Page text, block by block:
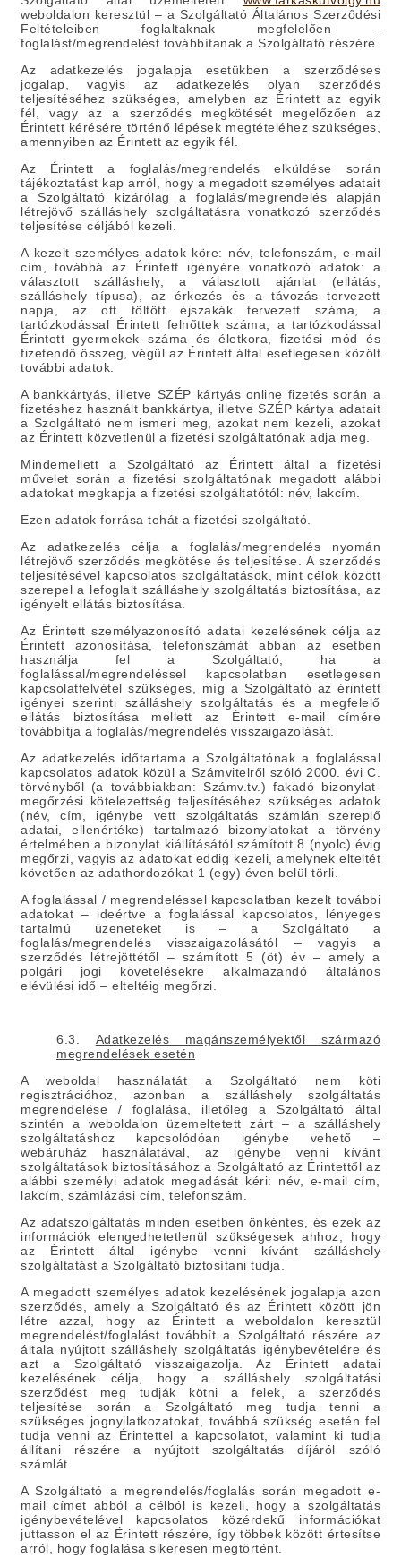
weboldalon keresztül – a Szolgáltató Általános Szerződési
Feltételeiben foglaltaknak megfelelően –
foglalást/megrendelést továbbítanak a Szolgáltató részére.
Az adatkezelés jogalapja esetükben a szerződéses
jogalap, vagyis az adatkezelés olyan szerződés
teljesítéséhez szükséges, amelyben az Érintett az egyik
fél, vagy az a szerződés megkötését megelőzően az
Érintett kérésére történő lépések megtételéhez szükséges,
amennyiben az Érintett az egyik fél.
Az Érintett a foglalás/megrendelés elküldése során
tájékoztatást kap arról, hogy a megadott személyes adatait
a Szolgáltató kizárólag a foglalás/megrendelés alapján
létrejövő szálláshely szolgáltatásra vonatkozó szerződés
teljesítése céljából kezeli.
A kezelt személyes adatok köre: név, telefonszám, e-mail
cím, továbbá az Érintett igényére vonatkozó adatok: a
választott szálláshely, a választott ajánlat (ellátás,
szálláshely típusa), az érkezés és a távozás tervezett
napja, az ott töltött éjszakák tervezett száma, a
tartózkodással Érintett felnőttek száma, a tartózkodással
Érintett gyermekek száma és életkora, fizetési mód és
fizetendő összeg, végül az Érintett által esetlegesen közölt
további adatok.
A bankkártyás, illetve SZÉP kártyás online fizetés során a
fizetéshez használt bankkártya, illetve SZÉP kártya adatait
a Szolgáltató nem ismeri meg, azokat nem kezeli, azokat
az Érintett közvetlenül a fizetési szolgáltatónak adja meg.
Mindemellett a Szolgáltató az Érintett által a fizetési
művelet során a fizetési szolgáltatónak megadott alábbi
adatokat megkapja a fizetési szolgáltatótól: név, lakcím.
Ezen adatok forrása tehát a fizetési szolgáltató.
Az adatkezelés céljaa foglalás/megrendelés nyomán
létrejövő szerződés megkötése és teljesítése. A szerződés
teljesítésével kapcsolatos szolgáltatások, mint célok között
szerepel a lefoglalt szálláshely szolgáltatás biztosítása, az
igényelt ellátás biztosítása.
Az Érintett személyazonosító adatai kezelésének célja az
Érintett azonosítása, telefonszámát abban az esetben
használja fel a Szolgáltató, ha a
foglalással/megrendeléssel kapcsolatban esetlegesen
kapcsolatfelvétel szükséges, míg a Szolgáltató az érintett
igényei szerinti szálláshely szolgáltatás és a megfelelő
ellátás biztosítása mellett az Érintett e-mail címére
továbbítja a foglalás/megrendelés visszaigazolását.
Az adatkezelés időtartama a Szolgáltatónak a foglalással
kapcsolatos adatok közül a Számvitelről szóló 2000. évi C.
törvényből (a továbbiakban: Számv.tv.) fakadó bizonylat-
megőrzési kötelezettség teljesítéséhez szükséges adatok
(név, cím, igénybe vett szolgáltatás számlán szereplő
adatai, ellenértéke) tartalmazó bizonylatokat a törvény
értelmében a bizonylat kiállításától számított 8 (nyolc) évig
megőrzi, vagyis az adatokat eddig kezeli, amelynek elteltét
követően az adathordozókat 1 (egy) éven belül törli.
A foglalással / megrendeléssel kapcsolatban kezelt további
adatokat – ideértve a foglalással kapcsolatos, lényeges
tartalmú üzeneteket is – a Szolgáltató a
foglalás/megrendelés visszaigazolásától – vagyis a
szerződés létrejöttétől – számított 5 (öt) év – amely a
polgári jogi követelésekre alkalmazandó általános
elévülési idő – elteltéig megőrzi.
6.3.
Adatkezelés magánszemélyektől származó
megrendelések esetén
A weboldal használatát a Szolgáltató nem köti
regisztrációhoz, azonban a szálláshely szolgáltatás
megrendelése / foglalása, illetőleg a Szolgáltató által
szintén a weboldalon üzemeltetett zárt – a szálláshely
szolgáltatáshoz kapcsolódóan igénybe vehető –
webáruház használatával, az igénybe venni kívánt
szolgáltatások biztosításához a Szolgáltató az Érintettől az
alábbi személyi adatok megadását kéri: név, e-mail cím,
lakcím, számlázási cím, telefonszám.
Az adatszolgáltatás minden esetben önkéntes, és ezek az
információk elengedhetetlenül szükségesek ahhoz, hogy
az Érintett által igénybe venni kívánt szálláshely
szolgáltatást a Szolgáltató biztosítani tudja.
A megadott személyes adatok kezelésének jogalapja azon
szerződés, amely a Szolgáltató és az Érintett között jön
létre azzal, hogy az Érintett a weboldalon keresztül
megrendelést/foglalást továbbít a Szolgáltató részére az
általa nyújtott szálláshely szolgáltatás igénybevételére és
azt a Szolgáltató visszaigazolja. Az Érintett adatai
kezelésének célja, hogy a szálláshely szolgáltatási
szerződést meg tudják kötni a felek, a szerződés
teljesítése során a Szolgáltató meg tudja tenni a
szükséges jognyilatkozatokat, továbbá szükség esetén fel
tudja venni az Érintettel a kapcsolatot, valamint ki tudja
állítani részére a nyújtott szolgáltatás díjáról szóló
számlát.
A Szolgáltató a megrendelés/foglalás során megadott e-
mail címet abból a célból is kezeli, hogy a szolgáltatás
igénybevételével kapcsolatos közérdekű információkat
juttasson el az Érintett részére, így többek között értesítse
arról, hogy foglalása sikeresen megtörtént.